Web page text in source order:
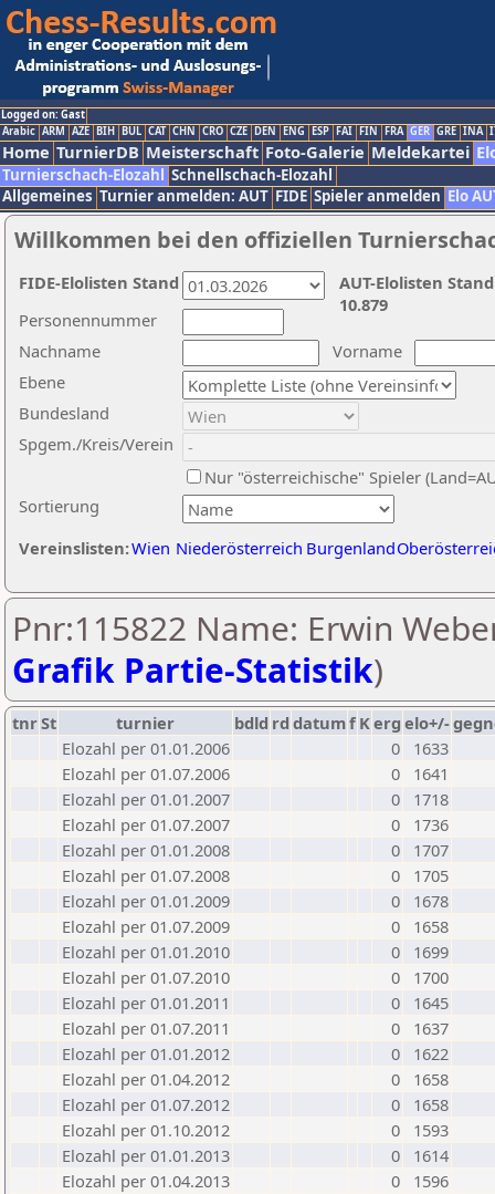
Logged on: Gast
Arabic ARM AZE BIH BUL CAT CHN CRO CZE DEN ENG ESP FAI FIN FRA GER GRE INA
Home TurnierDB Meisterschaft Foto-Galerie Meldekartei
Turnierschach-Elozahl Schnellschach-Elozahl
Allgemeines Turnier anmelden: AUT FIDE Spieler anmelden Elo
Willkommen bei den offiziellen
Nachname
Vorname
Ebene
Sortierung
Personennummer
Bundesland
Spgem./Kreis/Verein
Nur "österreichische" Spieler
Vereinslisten:Wien Niederösterreich Burgenland
AUT-Elolisten
10.879
FIDE-Elolisten Stand
Pnr:115822 Name: Erwin
Grafik Partie-Statistik)
tnrSt turnier bdld rd datumf Kerg elo+/-
Elozahl per 01.01.2006
0
1633
Elozahl per 01.07.2006
0
1641
Elozahl per 01.01.2007
0
1718
Elozahl per 01.07.2007
0
1736
Elozahl per 01.01.2008
0
1707
Elozahl per 01.07.2008
0
1705
Elozahl per 01.01.2009
0
1678
Elozahl per 01.07.2009
0
1658
Elozahl per 01.01.2010
0
1699
Elozahl per 01.07.2010
0
1700
Elozahl per 01.01.2011
0
1645
Elozahl per 01.07.2011
0
1637
Elozahl per 01.01.2012
0
1622
Elozahl per 01.04.2012
0
1658
Elozahl per 01.07.2012
0
1658
Elozahl per 01.10.2012
0
1593
Elozahl per 01.01.2013
0
1614
Elozahl per 01.04.2013
0
1596